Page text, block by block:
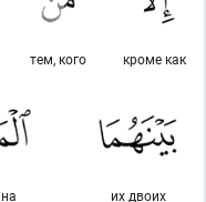
кроме как
тем, кого
их двоих